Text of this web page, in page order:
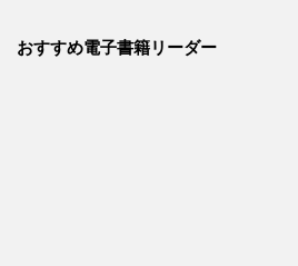
おすすめ電子書籍リーダー